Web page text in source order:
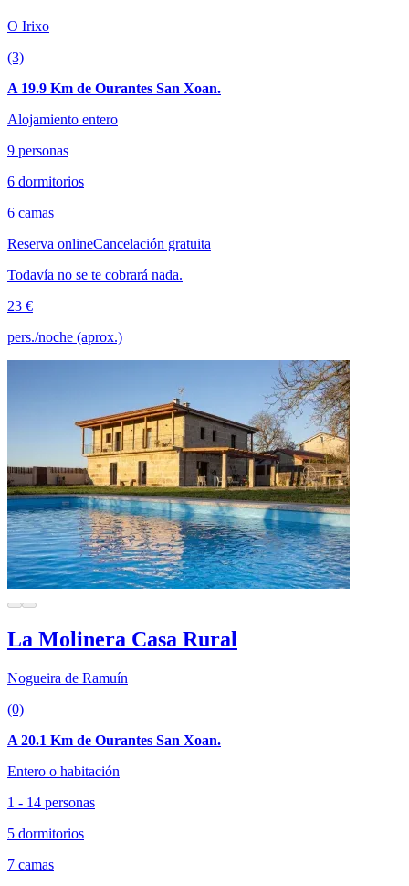
O Irixo
(3)
A 19.9 Km de Ourantes San Xoan.
Alojamiento entero
9 personas
6 dormitorios
6 camas
Reserva onlineCancelación gratuita
Todavía no se te cobrará nada.
23 €
pers./noche (aprox.)
La Molinera Casa Rural
Nogueira de Ramuín
(0)
A 20.1 Km de Ourantes San Xoan.
Entero o habitación
1 - 14 personas
5 dormitorios
7 camas